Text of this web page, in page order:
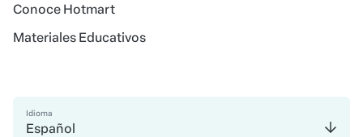
Conoce Hotmart
Materiales Educativos
Idioma
Español